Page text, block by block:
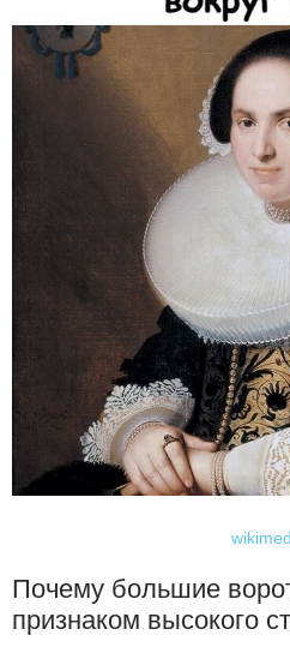
Почему большие
признаком высокого